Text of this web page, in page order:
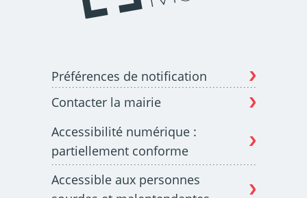
pour sourds et
malentendants
Guichet numérique des
Portail vie associative
Préférences de notification
Contacter la mairie
Accessibilité numérique :
partiellement conforme
Accessible aux personnes